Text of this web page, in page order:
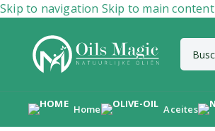
Skip to navigation Skip to main content
Home Aceites